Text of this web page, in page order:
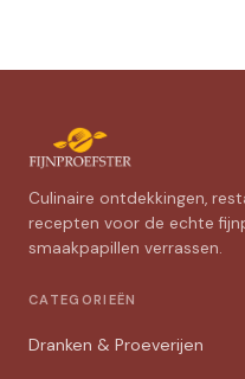
Culinaire ontdekkingen,
recepten voor de echte
smaakpapillen verrassen.
CATEGORIEËN
Dranken & Proeverijen